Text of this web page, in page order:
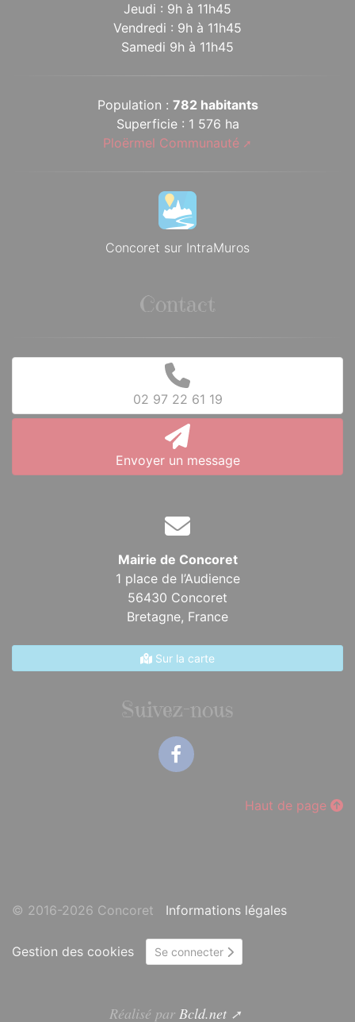
Jeudi : 9h à 11h45
Vendredi : 9h à 11h45
Samedi 9h à 11h45
Population : 782 habitants
Superficie : 1 576 ha
Ploërmel Communauté
Concoret sur IntraMuros
Contact
02 97 22 61 19
Envoyer un message
Mairie de Concoret
1 place de l’Audience
56430 Concoret
Bretagne, France
Sur la carte
Suivez-nous
Haut de page
© 2016-2026 Concoret Informations légales
Gestion des cookies Se connecter
Réalisé par Bcld.net